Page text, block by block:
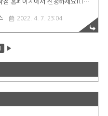
아랩 디딤돌 지원사업 모집 15.
점 홈페이지에서 신청하세요!!!
하 시작점에서 만든 기존의 원래
새로운 역할을 경험 할 수 있는 기
그니처 아이디어톤 ※해커톤이란?
, 프로젝트 초반의 기획 부분을 특
어톤도 있다. 창업 아이템이나 기
어내는 기업가 대전 모집대상 1.
2022. 4. 7. 23:04
▶